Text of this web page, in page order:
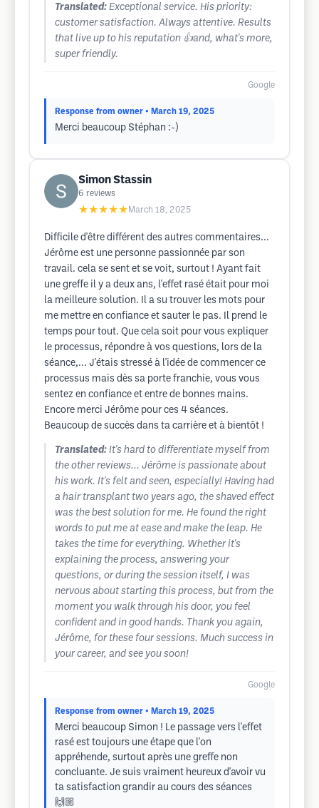
Translated: Exceptional service. His priority:
customer satisfaction. Always attentive. Results
that live up to his reputation 👍and, what's more,
super friendly.
Google
Response from owner • March 19, 2025
Merci beaucoup Stéphan :-)
Simon Stassin
6 reviews
★★★★★ March 18, 2025
Difficile d'être différent des autres commentaires...
Jérôme est une personne passionnée par son
travail. cela se sent et se voit, surtout ! Ayant fait
une greffe il y a deux ans, l'effet rasé était pour moi
la meilleure solution. Il a su trouver les mots pour
me mettre en confiance et sauter le pas. Il prend le
temps pour tout. Que cela soit pour vous expliquer
le processus, répondre à vos questions, lors de la
séance,... J'étais stressé à l'idée de commencer ce
processus mais dès sa porte franchie, vous vous
sentez en confiance et entre de bonnes mains.
Encore merci Jérôme pour ces 4 séances.
Beaucoup de succès dans ta carrière et à bientôt !
Translated: It's hard to differentiate myself from
the other reviews... Jérôme is passionate about
his work. It's felt and seen, especially! Having had
a hair transplant two years ago, the shaved effect
was the best solution for me. He found the right
words to put me at ease and make the leap. He
takes the time for everything. Whether it's
explaining the process, answering your
questions, or during the session itself, I was
nervous about starting this process, but from the
moment you walk through his door, you feel
confident and in good hands. Thank you again,
Jérôme, for these four sessions. Much success in
your career, and see you soon!
Google
Response from owner • March 19, 2025
Merci beaucoup Simon ! Le passage vers l'effet
rasé est toujours une étape que l'on
appréhende, surtout après une greffe non
concluante. Je suis vraiment heureux d'avoir vu
ta satisfaction grandir au cours des séances
🙌🏼